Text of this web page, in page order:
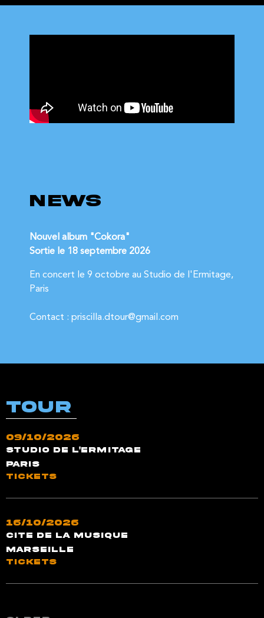
NEWS
Nouvel album "Cokora"
Sortie le 18 septembre 2026
En concert le 9 octobre au Studio de l'Ermitage,
Paris
Contact : priscilla.dtour@gmail.com
TOUR
09/10/2026
Studio de l'Ermitage
Paris
TICKETS
16/10/2026
Cite de la Musique
Marseille
TICKETS